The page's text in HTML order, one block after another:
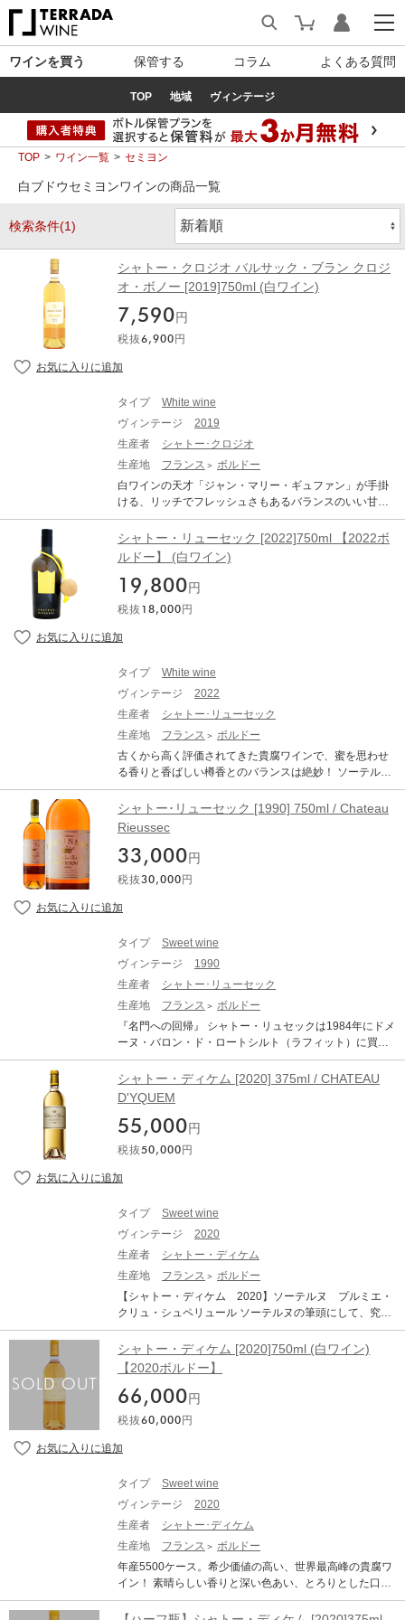
ワインを買う 保管する コラム よくある質問
TOP 地域 ヴィンテージ
TOP ワイン一覧 セミヨン
白ブドウセミヨンワインの商品一覧
検索条件(1)
シャトー・クロジオ バルサック・ブラン クロジ
オ・ボノー [2019]750ml (白ワイン)
7,590 円
税抜6,900 円
タイプ
White wine
ヴィンテージ
2019
生産者
シャトー･クロジオ
生産地
フランス
ボルドー
白ワインの天才「ジャン・マリー・ギュファン」が手掛
ける、リッチでフレッシュさもあるバランスのいい甘口
ボルドー！ 白ワインの魔術師と称さされる「ギュファ
ン・エナン」。マコンで最高評価を得た後は自身のネゴ
シアンブランド「ヴェルジェ」を設立。遅積み、長期完
全発酵の「ギュファン・エナン」に対して「ヴェルジ
ェ」は少し還元的でフレッシュでストレートな古典的ブ
ルゴーニュ。もうブルゴーニュのお手本みたいなワイン
です。更には南仏トゥーレットで低価格ながら超コスト
パフォーマンスの高い自社畑ドメーヌ「ギュファン・
ン・マリーが次に始めたのは、なんとボルドーワイン！
1976年に初めてソーテルヌを訪れて以来、素晴らしい甘
口ワインに情熱を注いできました。そして、シャトー・
ディケムのいくつかの古いヴィンテージに魅了されてか
ら、ソーテルヌの熱狂的なファンとなりました。そんな
は不可能でした。40年以上が経ち、偶然にもバルサック
で小さな売り物件を見つけ、ついに2017年にバルサック
入。バルサックの地で白ワインの生産をスタートさせま
した。 シャトー・クロシオは、バルサック台地の典型的
クロ・ボノーの8ヘクタールを所有します。クリマン、ド
ワジー・ヴェドリーヌ、クーテに囲まれたクロは、ほぼ
ウが植えられています。 「バルサック・ブラン クロジ
5%、ミュスカデル5%。17世紀に「クロ・ボノー」と呼
ばれていたシャトーを囲む区画で栽培されるセミヨンを
ス、木樽（新樽比率50％）で自然発酵、約１年間熟成。
美しいテンションを保つためにコンクリートタンクでさ
らに熟成をさせる。残糖は151g/L。 オレンジやバラ、マ
ンゴーなどエキゾチックフルーツの凝縮した果実のアロ
チな味わいが感じられます。フレッシュな酸が余韻にあ
るので、非常にバランスのいい甘口です。 Chateau Clos
iot Barsac Blanc “Closiot Bonneau” シャトー・クロジオ
バルサック・ブラン クロジオ・ボノー 生産地：フランス
ボルドー 原産地呼称：AOC. BARSAC ぶどう品種：セミ
ヨン90%、ソーヴィニヨン・グリ5%、ミュスカデル5%
ドヴォケイト：93 ポイント The Wine Advocate RP 93 R
2019 Bonneau is richer and fleshier than the 2018, exhib
iting aromas of ripe stone fruits, papaya and green mang
o mingled with beeswax, apricots, candied ginger and m
ensual wine that I suspect will take on additional cut and
tension as it ages. Published: Aug 12, 2022 VINOUS：9
1 ポイント 91pts Drinking Window 2025 - 2045 From: Bo
rdeaux 2019: The Southwold Tasting (Feb 2023) The 20
19 Closiot Bonneau, located just above Coutet and own
ed by Jean-Marie Guffens, is conspicuously darker in col
ed aromatically, dried honey commingling with saffron, dr
ied apricot and marmalade. The palate is well-balanced
with fine acidity, a bit oaky at the moment, although that
will be absorbed with time. Lightly spiced, fresh and vibr
more persistence on the aftertaste. Tasted blind at the So
3
シャトー・リューセック [2022]750ml 【2022ボ
ルドー】 (白ワイン)
19,800 円
税抜 18,000 円
タイプ
White wine
ヴィンテージ
2022
生産者
シャトー･リューセック
生産地
フランス
ボルドー
古くから高く評価されてきた貴腐ワインで、蜜を思わせ
る香りと香ばしい樽香とのバランスは絶妙！ ソーテルヌ
の伝統的なデザインを打ち破るポップなパッケージ！ 抽
象的な黄色の王冠をシルクスクリーンのラベルであしら
い、球形のコルク栓をセカンドコルクが付いた新リュー
セック！ ソーテルヌの代表とも言える存在、シャトー・
ディケムの東側に位置するのがソーテルヌ地区の格付け
第一級のシャトー・リューセック。所有者が度々変わり
ながらも常に高い評価を得てきましたが、1971年にアル
ベール・ヴェイエール氏がオーナーになり、ワインの品
ー・ラフィット・ロートシルトを擁する、ドメーヌ・バ
ロン・ド・ロートシルトがシャトー・リューセックを保
有。一切の妥協を許さない最高のワイン作りを目指し
て、より厳格な取組みがなされています。 「シャトー・
リューセック」 は、ファルグとソーテルヌの境目に位置
す。土壌は表土に砂利を含んだ薄い砂質の層と、その下
は粘土で形成されており、シャトー・ディケムの土壌と
ドウの品種はセミヨンとソーヴィニヨン・ブラン、ミュ
スカデルの3品種です。2019年ヴィンテージまではこの3
以降はセミヨンとソーヴィニヨン・ブランのブレンドで
造られます。 2022年は、貴腐とコンフィの真髄が息づ
香りは、ドライアプリコットやコンフィの果実の濃厚な
和しています。口に含むと、滑らかさ、濃厚さ、そして
爽やかさが見事に調和しています。エキゾチックな果実
いを生み出しています。ほのかな苦味が余韻を長く引き
伸ばし、長い時間その余韻に浸らせてくれます。今すぐ
でもお楽しみいただけますが、長期間熟成させることも
可能な、素晴らしいワインです。 ■2022年ヴィンテージ
た。年初は涼しい天候のため、ブドウの生育が2週間遅れ
ました。降水量は少なかったものの、4月までは順調に見
えましたが、月初めの朝霜が早熟なテロワールに被害を
もたらしました。幸いなことに、剪定を遅らせたおかげ
で、最も影響を受けやすい区画ではまだ芽吹きが始まっ
ていませんでした。その後、収穫期まで続く乾燥した晴
できました。病害虫管理は順調に進み、チームは損失を
ることができました。白ワイン用ブドウの収穫は早め（8
月17日）に行われましたが、甘口ワイン用ブドウは、ボ
トリティス菌の発生に必要な湿気が訪れるのを待つ必要
気が到来し、不純物がほとんどない、非常に純粋な状態
となりました。 ■2019年VTから変わった新パッケージに
ついて■ サスキアはフォアグラと一緒に飲む甘口ワイン
というソーテルヌの既成概念を打破したいと考えた。
シャトー･リューセック [1990] 750ml / Chateau
Rieussec
33,000 円
税抜30,000 円
タイプ
Sweet wine
ヴィンテージ
1990
生産者
シャトー･リューセック
生産地
フランス
ボルドー
『名門への回帰』 シャトー・リュセックは1984年にドメ
ーヌ・バロン・ド・ロートシルト（ラフィット）に買収
されました。当時は68haのブドウ畑を含む110haの土地
が所有されていました。リューセックの可能性をよりよ
く表現するために、より綿密な穀物の選別や樽での発酵
など、厳格な措置が取られています。 【回復への道のり
と評価】 新しいセラーが建設され、1989年のヴィンテー
ジから樽での熟成期間が延長されました。90 年代には、
より厳格な選別により、偉大なワインの量が大幅に減少
しました。2000年からは、老朽化し​​たセラーの改修、発
発も行われ、1985年以来継続的に実施されてきた品質へ
の取り組みに貢献しています。 造り手は、シャトー・ラ
フィットやデュアール・ミロンなど、超一流ワインを産
出する、ドメーヌ・バロン・ド・ロートシルト。 ラフィ
ットがこのシャトーを買収してから、ディケムの隣人な
評論家からも毎年安定して高評価を得ています。力強い
アロマと、口に入れると、とろけるようなリッチな甘さ
かのようなクリーミーな濃厚さもあります。 1990年とい
う良年のソーテルヌ。甘口ワインの理想的なボリューム
シャトー・ディケム [2020] 375ml / CHATEAU
D'YQUEM
55,000 円
税抜50,000 円
タイプ
Sweet wine
ヴィンテージ
2020
生産者
シャトー・ディケム
生産地
フランス
ボルドー
【シャトー・ディケム 2020】ソーテルヌ プルミエ・
クリュ・シュペリュール ソーテルヌの筆頭にして、究極
の貴腐ワイン。濃密で、贅沢なまでの甘美なスタイル。
地区を見渡す最も標高の高い丘の上に、中世の壮大な城
館が建っており、その周辺に広大な地所をもっていま
す。 1999年よりLVMHが、1855年の格付けで唯一のプル
ミエ・クリュ・スペリウールの筆頭株主となり、2004年
からピエール・リュルトンが管理を一任されています。
毎年シャトー・ディケムのワインになるのはまれなこと
であり、意に沿わない年は収穫したすべてを捨てうるこ
75%/ソーヴィニヨン・ブラン 25% 【評価】 デキャンタ
ー誌：96点 / ジェームス・サックリング：96点
シャトー・ディケム [2020]750ml (白ワイン)
【2020ボルドー】
66,000 円
税抜60,000 円
タイプ
Sweet wine
ヴィンテージ
2020
生産者
シャトー･ディケム
生産地
フランス
ボルドー
年産5500ケース。希少価値の高い、世界最高峰の貴腐ワ
イン！ 素晴らしい香りと深い色あい、とろりとした口当
りは絶品。 ソーテルヌの格付けにおいてただひとつだ
け、格付け最高峰のプルミエ・クリュ・シュペリュール